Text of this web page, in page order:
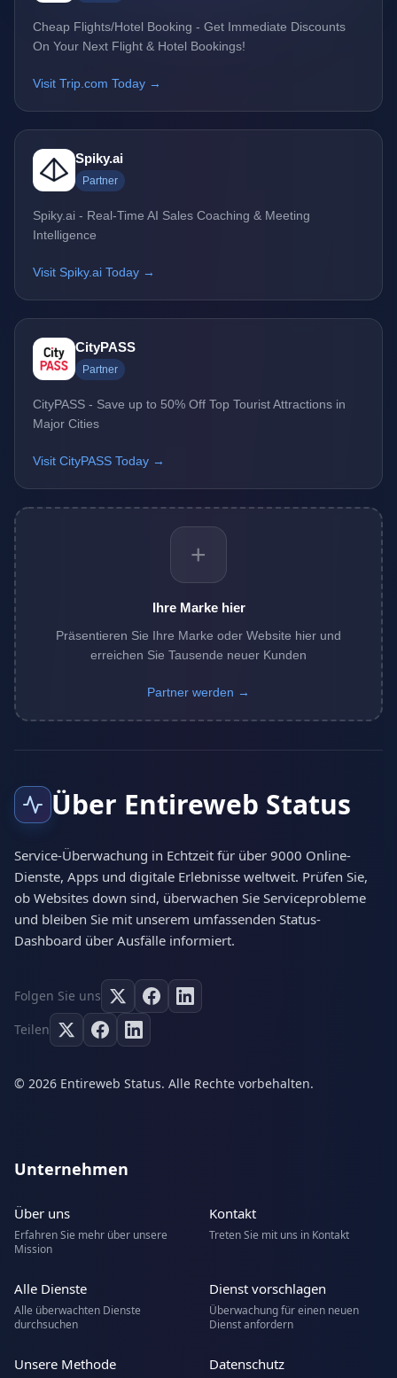
Cheap Flights/Hotel Booking - Get Immediate Discounts
On Your Next Flight & Hotel Bookings!
Visit Trip.com Today →
Spiky.ai
Partner
Spiky.ai - Real-Time AI Sales Coaching & Meeting
Intelligence
Visit Spiky.ai Today →
CityPASS
Partner
CityPASS - Save up to 50% Off Top Tourist Attractions in
Major Cities
Visit CityPASS Today →
+
Ihre Marke hier
Präsentieren Sie Ihre Marke oder Website hier und
erreichen Sie Tausende neuer Kunden
Partner werden →
Über Entireweb Status
Service-Überwachung in Echtzeit für über 9000 Online-
Dienste, Apps und digitale Erlebnisse weltweit. Prüfen Sie,
ob Websites down sind, überwachen Sie Serviceprobleme
und bleiben Sie mit unserem umfassenden Status-
Dashboard über Ausfälle informiert.
Folgen Sie uns
Teilen
© 2026 Entireweb Status. Alle Rechte vorbehalten.
Unternehmen
Über uns
Erfahren Sie mehr über unsere
Mission
Kontakt
Treten Sie mit uns in Kontakt
Alle Dienste
Alle überwachten Dienste
durchsuchen
Dienst vorschlagen
Überwachung für einen neuen
Dienst anfordern
Unsere Methode Datenschutz